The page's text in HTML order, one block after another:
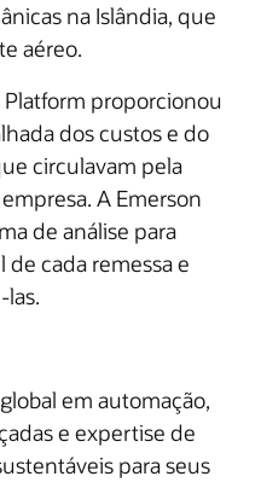
na Islândia, que
aéreo.
proporcionou
dos custos e do
circulavam pela
A Emerson
de análise para
de cada remessa e
las.
em automação,
e expertise de
​​para seus